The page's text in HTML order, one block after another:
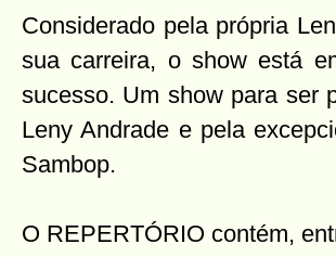
Considerado pela própria
sua carreira, o show está
sucesso. Um show para ser
Leny Andrade e pela
Sambop.
O REPERTÓRIO contém,